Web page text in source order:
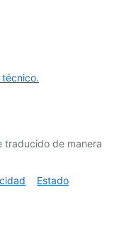
traducido de manera
Estado